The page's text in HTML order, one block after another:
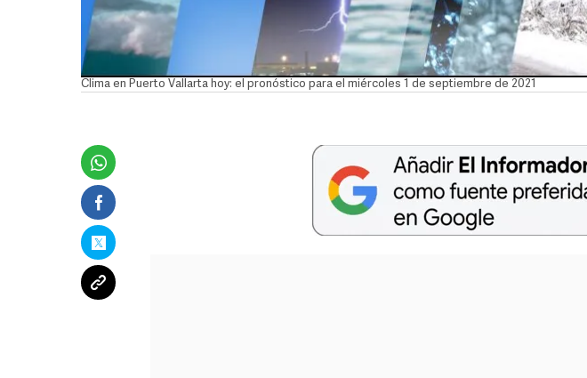
Clima en Puerto Vallarta hoy: el pronóstico para el miércoles 1 de septiembre de 2021